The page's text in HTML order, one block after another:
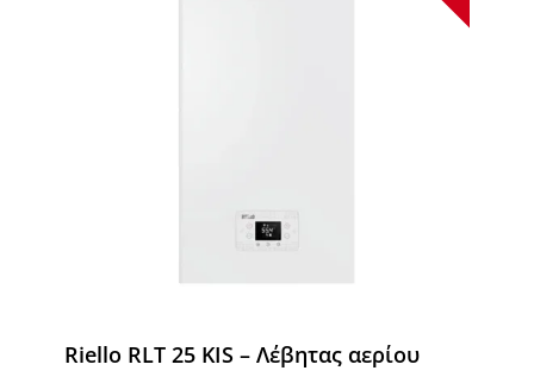
Riello RLT 25 KIS – Λέβητας αερίου